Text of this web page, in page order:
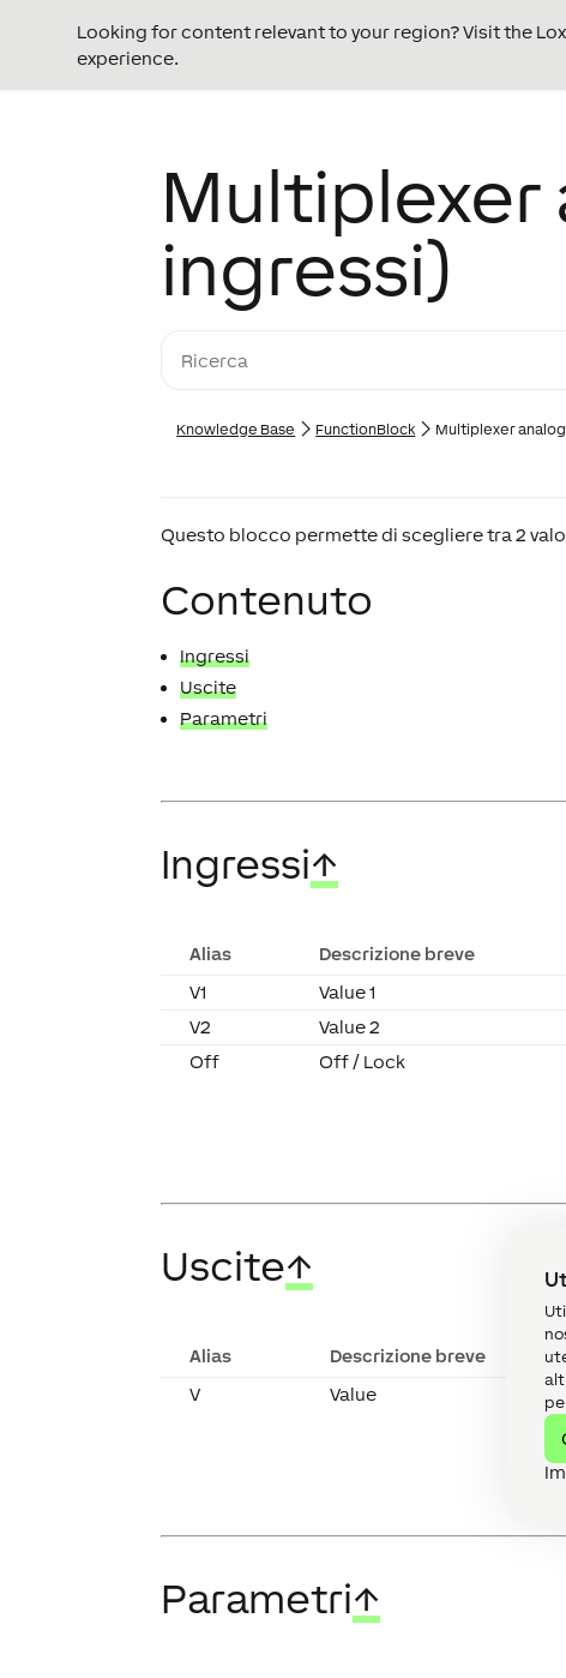
Looking for content relevant to your region? Visit the
experience.
Multiplexer
ingressi)
Knowledge Base FunctionBlock Multiplexer
Questo blocco permette di scegliere tra 2
Contenuto
Ingressi
Uscite
Parametri
Ingressi↑
Alias Descrizione breve
V1
Value 1
V2
Value 2
Off
Off / Lock
Uscite↑
Alias Descrizione breve
V
Value
Parametri↑